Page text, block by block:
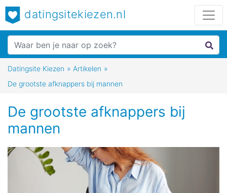
datingsitekiezen.nl
Datingsite Kiezen » Artikelen »
De grootste afknappers bij mannen
De grootste afknappers bij
mannen